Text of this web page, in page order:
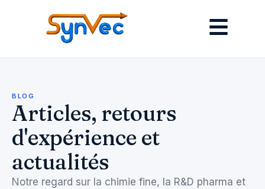
BLOG
Articles, retours
d'expérience et
actualités
Notre regard sur la chimie fine, la R&D pharma et